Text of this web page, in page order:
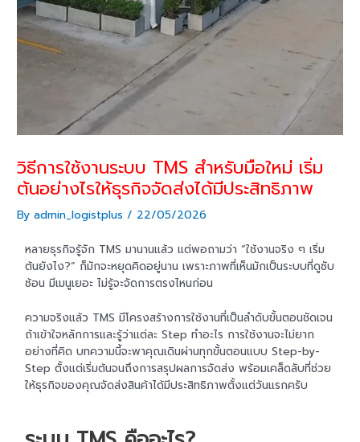
วิธีการใช้งานระบบ TMS สำหรับมือใหม่ เริ่ม
ต้นอย่างไรให้ธุรกิจจัดส่งได้มีประสิทธิภาพ
Byadmin_logistplus / 22/05/2026
หลายธุรกิจรู้จัก TMS มานานแล้ว แต่พอถามว่า “ใช้งานจริง ๆ เริ่ม
ต้นยังไง?” ก็มักจะหยุดคิดอยู่นาน เพราะภาพที่เห็นมักเป็นระบบที่ดูซับ
ซ้อน มีเมนูเยอะ ไม่รู้จะจัดการตรงไหนก่อน
ความจริงแล้ว TMS มีโครงสร้างการใช้งานที่เป็นลำดับขั้นตอนชัดเจน
ถ้าเข้าใจหลักการและรู้ว่าแต่ละ Step ทำอะไร การใช้งานจะไม่ยาก
อย่างที่คิด บทความนี้จะพาคุณเดินผ่านทุกขั้นตอนแบบ Step-by-
Step ตั้งแต่เริ่มต้นจนถึงการสรุปผลการจัดส่ง พร้อมเคล็ดลับที่ช่วย
ให้ธุรกิจของคุณจัดส่งสินค้าได้มีประสิทธิภาพตั้งแต่วันแรกครับ